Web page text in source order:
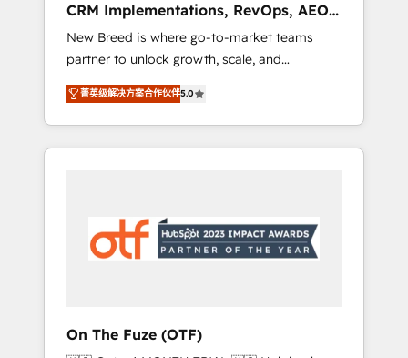
deployment of Breeze AI and custom agents
to automate growth. 🏆 Elite Excellence - 8
platform accreditations and deep HIPAA-
compliance expertise. - A team of 250+
experts dedicated to your resilient growth.
CRM Implementations, RevOps, AEO
+ Web, Demand Gen
New Breed is where go-to-market teams
partner to unlock growth, scale, and
transformation. We help companies activate
HubSpot’s AI-powered customer platform
and operationalize HubSpot’s Loop
Marketing framework through expert-led
Hubs to your buyer journey for clean data,
scalability, & reporting. 🎯Demand Gen &
messaging, & conversion strategy that drive
菁英级解决方案合作伙伴5.0
On The Fuze (OTF)